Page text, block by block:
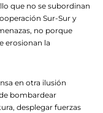
que no se subordinan
Sur-Sur y
no porque
erosionan la
en otra ilusión
bombardear
desplegar fuerzas